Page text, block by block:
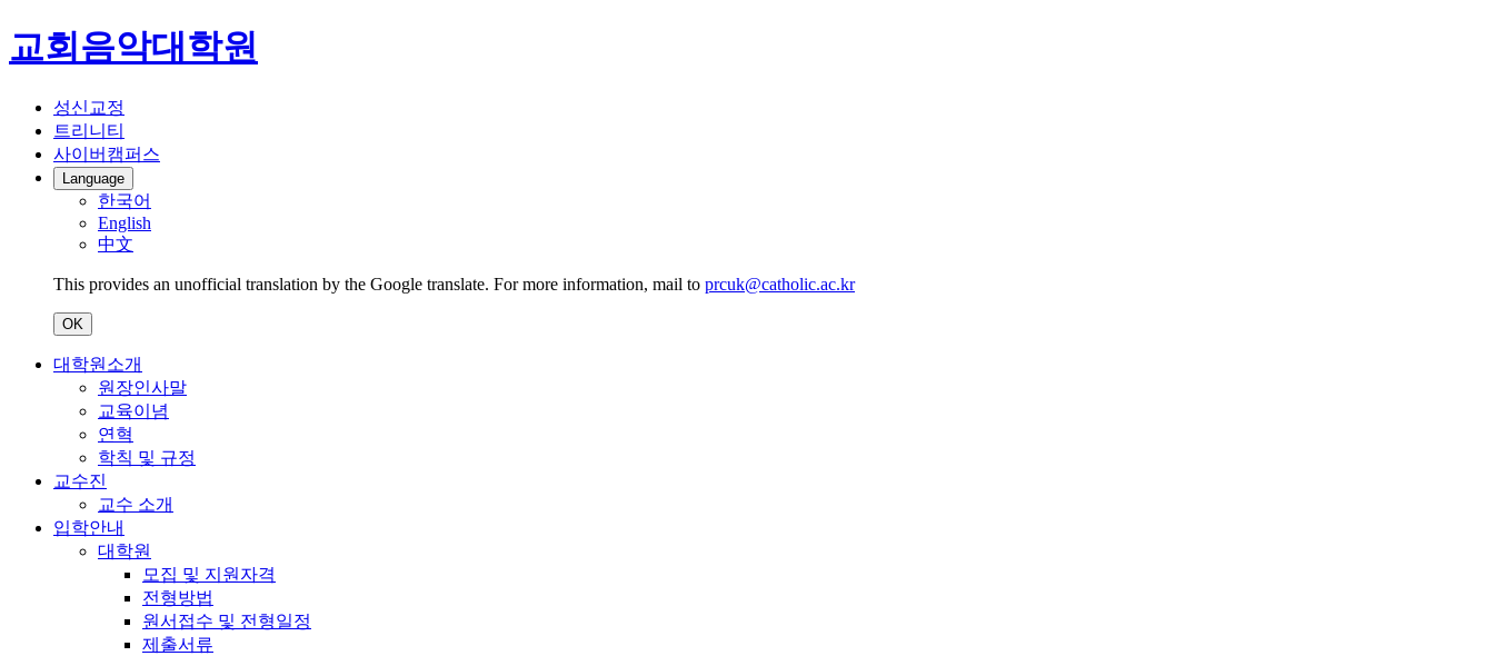
교회음악대학원
성신교정
트리니티
사이버캠퍼스
Language
한국어
English
中文
This provides an unofficial translation by the Google translate. For more information, mail to prcuk@catholic.ac.kr
OK
대학원소개
원장인사말
교육이념
연혁
학칙 및 규정
교수진
교수 소개
입학안내
대학원
모집 및 지원자격
전형방법
원서접수 및 전형일정
제출서류